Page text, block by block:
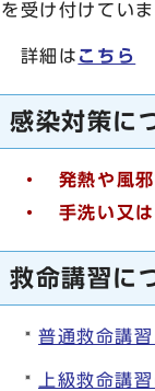
を受け付けてい
詳細は こちら
感染対策に
・ 発熱や風
・ 手洗い又は
救命講習に
普通救命講
上級救命講